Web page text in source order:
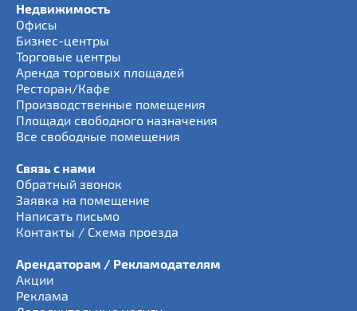
Недвижимость
Офисы
Бизнес-центры
Торговые центры
Аренда торговых площадей
Ресторан/Кафе
Производственные помещения
Площади свободного назначения
Все свободные помещения
Связь с нами
Обратный звонок
Заявка на помещение
Написать письмо
Контакты / Схема проезда
Арендаторам / Рекламодателям
Акции
Реклама